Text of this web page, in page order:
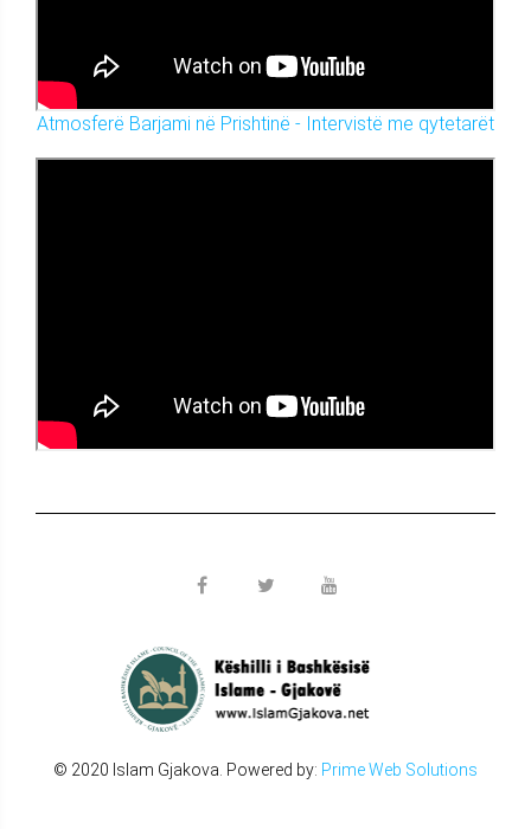
Atmosferë Barjami në Prishtinë - Intervistë me qytetarët
© 2020 Islam Gjakova. Powered by: Prime Web Solutions